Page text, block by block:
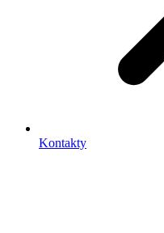
Kontakty